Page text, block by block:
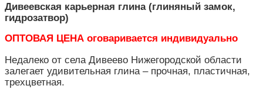
Дивеевская карьерная глина (глиняный замок,
гидрозатвор)
ОПТОВАЯ ЦЕНА оговаривается индивидуально
Недалеко от села Дивеево Нижегородской области
залегает удивительная глина – прочная, пластичная,
трехцветная.